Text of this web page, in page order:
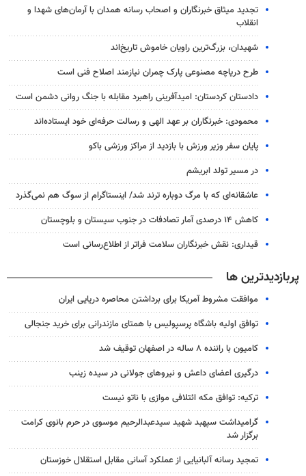
تجدید میثاق خبرنگاران و اصحاب رسانه همدان با آرمان‌های شهدا و
انقلاب
شهیدان، بزرگ‌ترین راویان خاموش تاریخ‌اند
طرح دریاچه مصنوعی پارک چمران نیازمند اصلاح فنی است
دادستان کردستان: امیدآفرینی راهبرد مقابله با جنگ روانی دشمن است
محمودی: خبرنگاران بر عهد الهی و رسالت حرفه‌ای خود ایستاده‌اند
پایان سفر وزیر ورزش با بازدید از مراکز ورزشی باکو
در مسیر تولد ابریشم
عاشقانه‌ای که با مرگ دوباره ترند شد/ اینستاگرام از سوگ هم نمی‌گذرد
کاهش ۱۴ درصدی آمار تصادفات در جنوب سیستان و بلوچستان
قیداری: نقش خبرنگاران سلامت فراتر از اطلاع‌رسانی است
پربازدیدترین ها
موافقت مشروط آمریکا برای برداشتن محاصره دریایی ایران
توافق اولیه باشگاه پرسپولیس با همتای مازندرانی برای خرید جنجالی
کامیون با راننده ۸ ساله در اصفهان توقیف شد
درگیری اعضای داعش و نیروهای جولانی در سیده زینب
ترکیه: توافق مکه ائتلافی موازی با ناتو نیست
گرامیداشت سپهبد شهید سیدعبدالرحیم موسوی در حرم بانوی کرامت
برگزار شد
تمجید رسانه آلبانیایی از عملکرد آسانی مقابل استقلال خوزستان